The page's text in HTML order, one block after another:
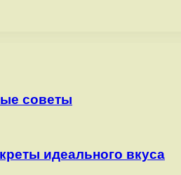
советы
идеального вкуса